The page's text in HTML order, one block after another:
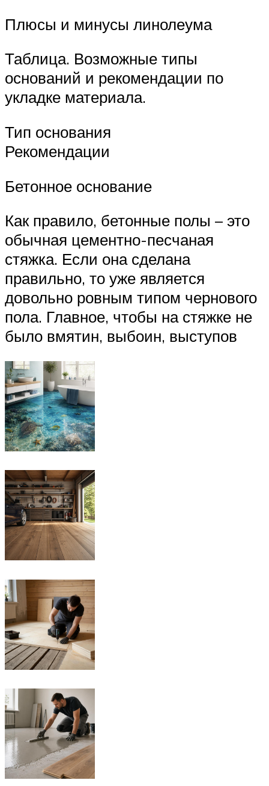
Плюсы и минусы линолеума
Таблица. Возможные типы
оснований и рекомендации по
укладке материала.
Тип основания
Рекомендации
Бетонное основание
Как правило, бетонные полы – это
обычная цементно-песчаная
стяжка. Если она сделана
правильно, то уже является
довольно ровным типом чернового
пола. Главное, чтобы на стяжке не
было вмятин, выбоин, выступов